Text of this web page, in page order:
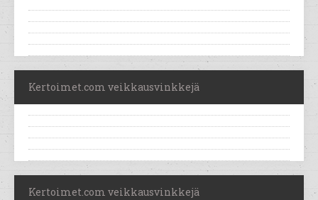
Kertoimet.com veikkausvinkkejä
Kertoimet.com veikkausvinkkejä